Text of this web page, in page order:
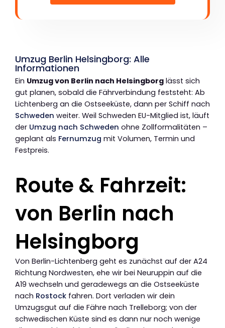
Umzug Berlin Helsingborg: Alle
Informationen
Ein Umzug von Berlin nach Helsingborg lässt sich
gut planen, sobald die Fährverbindung feststeht: Ab
Lichtenberg an die Ostseeküste, dann per Schiff nach
Schweden weiter. Weil Schweden EU-Mitglied ist, läuft
der Umzug nach Schweden ohne Zollformalitäten –
geplant als Fernumzug mit Volumen, Termin und
Festpreis.
Route & Fahrzeit:
von Berlin nach
Helsingborg
Von Berlin-Lichtenberg geht es zunächst auf der A24
Richtung Nordwesten, ehe wir bei Neuruppin auf die
A19 wechseln und geradewegs an die Ostseeküste
nach Rostock fahren. Dort verladen wir dein
Umzugsgut auf die Fähre nach Trelleborg; von der
schwedischen Küste sind es dann nur noch wenige